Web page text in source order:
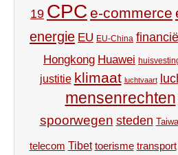
19 CPC e-commerce
energie EU EU-China
Hongkong Huawei
justitie klimaat luchtvaart
mensenrechten
spoorwegen steden
telecom Tibet toerisme transport